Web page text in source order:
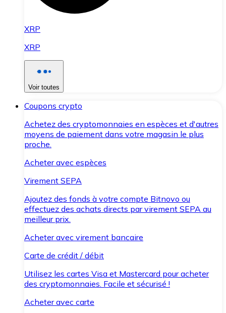
XRP
XRP
Voir toutes
Coupons crypto
Achetez des cryptomonnaies en espèces et d'autres
moyens de paiement dans votre magasin le plus
proche.
Acheter avec espèces
Virement SEPA
Ajoutez des fonds à votre compte Bitnovo ou
effectuez des achats directs par virement SEPA au
meilleur prix.
Acheter avec virement bancaire
Carte de crédit / débit
Utilisez les cartes Visa et Mastercard pour acheter
des cryptomonnaies. Facile et sécurisé !
Acheter avec carte